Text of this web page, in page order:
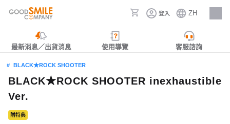
登入 ZH
人才招募
最新消息／出貨消息 使用導覽 客服諮詢
BLACK★ROCK SHOOTER
BLACK★ROCK SHOOTER inexhaustible
Ver.
附特典